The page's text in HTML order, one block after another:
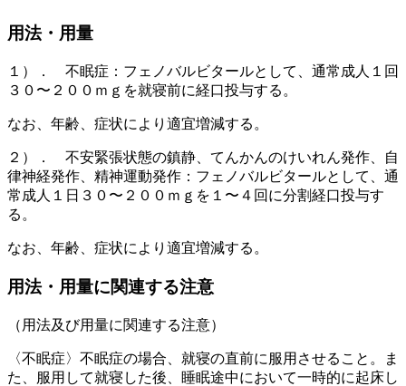
用法・用量
１）． 不眠症：フェノバルビタールとして、通常成人１回
３０〜２００ｍｇを就寝前に経口投与する。
なお、年齢、症状により適宜増減する。
２）． 不安緊張状態の鎮静、てんかんのけいれん発作、自
律神経発作、精神運動発作：フェノバルビタールとして、通
常成人１日３０〜２００ｍｇを１〜４回に分割経口投与す
る。
なお、年齢、症状により適宜増減する。
用法・用量に関連する注意
（用法及び用量に関連する注意）
〈不眠症〉不眠症の場合、就寝の直前に服用させること。ま
た、服用して就寝した後、睡眠途中において一時的に起床し